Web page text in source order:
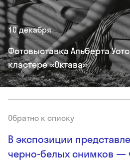
10 декабря
Фотовыставка Альберта
кластере «Октава»
В экспозиции
черно-белых снимков —
Обратно к списку